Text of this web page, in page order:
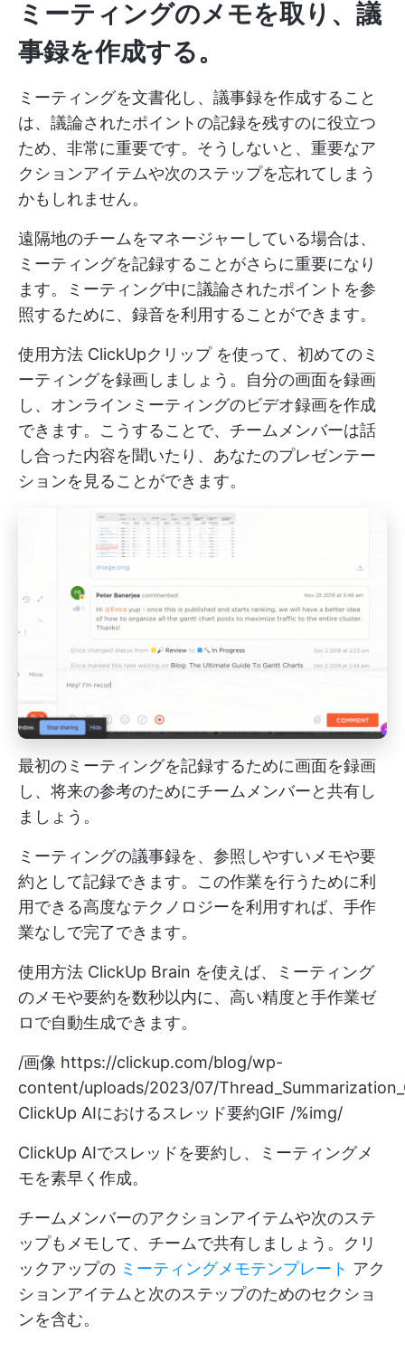
ミーティングのメモを取り、議
事録を作成する。
ミーティングを文書化し、議事録を作成すること
は、議論されたポイントの記録を残すのに役立つ
ため、非常に重要です。そうしないと、重要なア
クションアイテムや次のステップを忘れてしまう
かもしれません。
遠隔地のチームをマネージャーしている場合は、
ミーティングを記録することがさらに重要になり
ます。ミーティング中に議論されたポイントを参
照するために、録音を利用することができます。
使用方法 ClickUpクリップを使って、初めてのミ
ーティングを録画しましょう。自分の画面を録画
し、オンラインミーティングのビデオ録画を作成
できます。こうすることで、チームメンバーは話
し合った内容を聞いたり、あなたのプレゼンテー
ションを見ることができます。
最初のミーティングを記録するために画面を録画
し、将来の参考のためにチームメンバーと共有し
ましょう。
ミーティングの議事録を、参照しやすいメモや要
約として記録できます。この作業を行うために利
用できる高度なテクノロジーを利用すれば、手作
業なしで完了できます。
使用方法 ClickUp Brain を使えば、ミーティング
のメモや要約を数秒以内に、高い精度と手作業ゼ
ロで自動生成できます。
/画像 https://clickup.com/blog/wp-
content/uploads/2023/07/
ClickUp AIにおけるスレッド要約GIF /%img/
ClickUp AIでスレッドを要約し、ミーティングメ
モを素早く作成。
チームメンバーのアクションアイテムや次のステ
ップもメモして、チームで共有しましょう。クリ
ックアップの ミーティングメモテンプレート アク
ションアイテムと次のステップのためのセクショ
ンを含む。